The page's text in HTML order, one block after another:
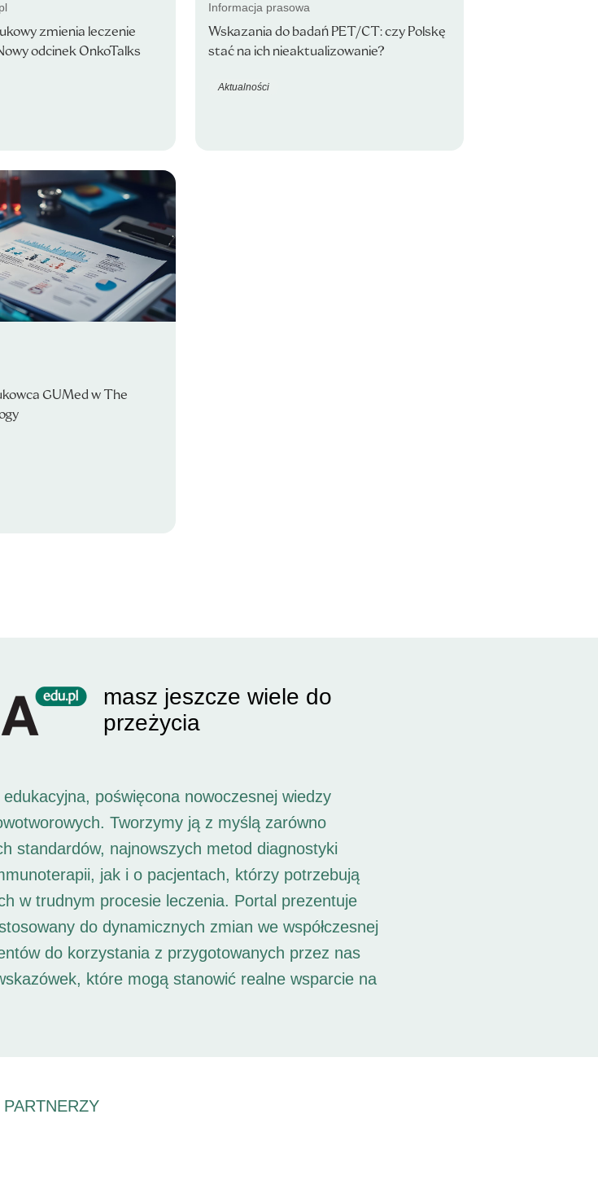
zmienia leczenie
odcinek OnkoTalks
Informacja prasowa
Wskazania do badań PET/CT: czy Polskę
stać na ich nieaktualizowanie?
Aktualności
GUMed w The
masz jeszcze wiele do
przeżycia
poświęcona nowoczesnej wiedzy
Tworzymy ją z myślą zarówno
standardów, najnowszych metod diagnostyki
jak i o pacjentach, którzy potrzebują
w trudnym procesie leczenia. Portal prezentuje
do dynamicznych zmian we współczesnej
do korzystania z przygotowanych przez nas
które mogą stanowić realne wsparcie na
PARTNERZY